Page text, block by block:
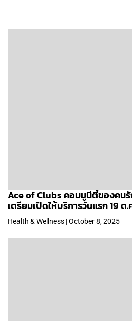
Ace of Clubs คอมมูนีตี้ของคนรั
เตรียมเปิดให้บริการวันแรก 19 ต.
Health & Wellness | October 8, 2025